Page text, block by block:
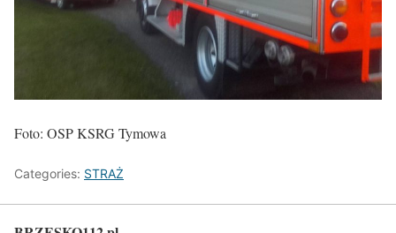
Foto: OSP KSRG Tymowa
Categories: STRAŻ